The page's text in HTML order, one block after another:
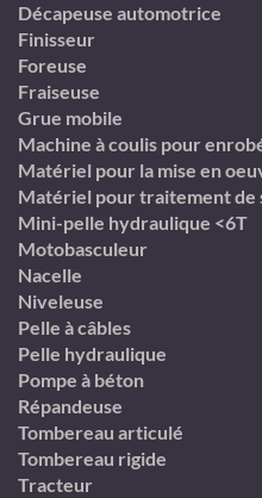
Décapeuse automotrice
Finisseur
Foreuse
Fraiseuse
Grue mobile
Machine à coulis pour
Matériel pour la mise en
Matériel pour traitement de
Mini-pelle hydraulique <6T
Motobasculeur
Nacelle
Niveleuse
Pelle à câbles
Pelle hydraulique
Pompe à béton
Répandeuse
Tombereau articulé
Tombereau rigide
Tracteur